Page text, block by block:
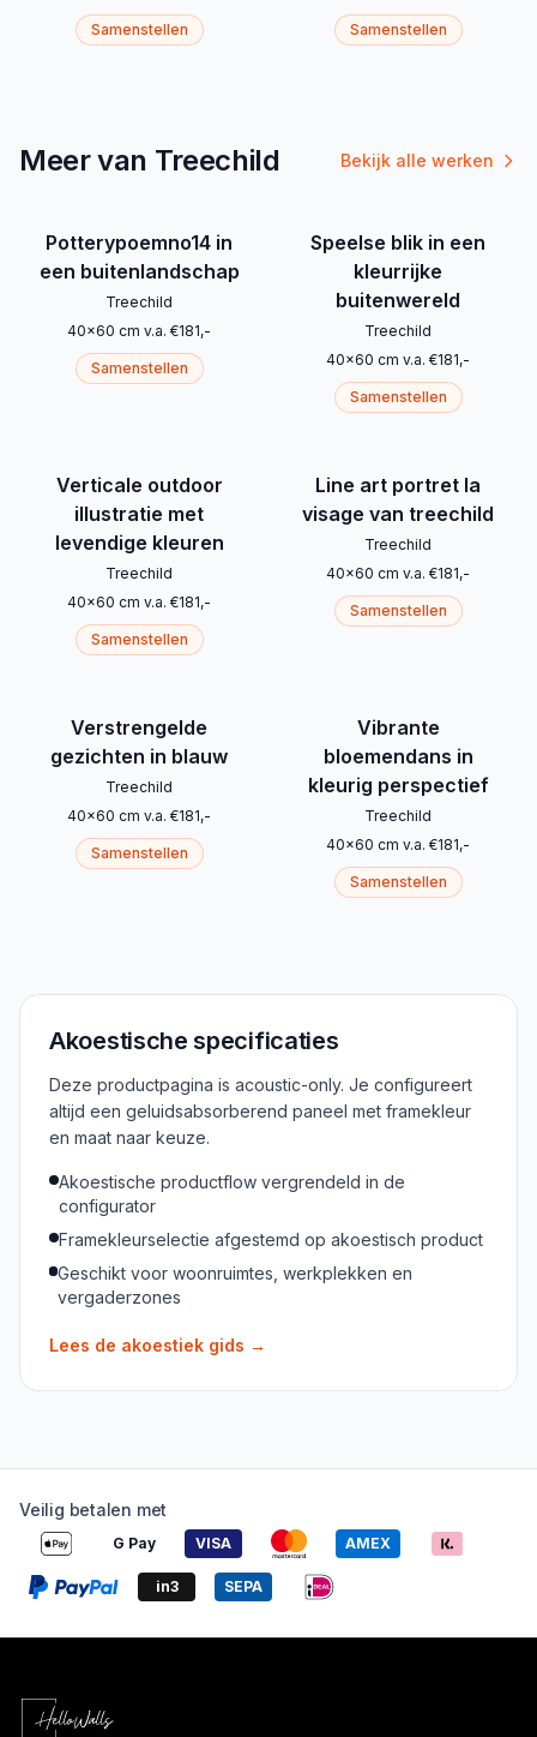
Samenstellen Samenstellen
Meer van Treechild Bekijk alle werken
Potterypoemno14 in
een buitenlandschap
Treechild
40x60 cm v.a. €181,-
Samenstellen
Speelse blik in een
kleurrijke
buitenwereld
Treechild
40x60 cm v.a. €181,-
Samenstellen
Verticale outdoor
illustratie met
levendige kleuren
Treechild
40x60 cm v.a. €181,-
Samenstellen
Line art portret la
visage van treechild
Treechild
40x60 cm v.a. €181,-
Samenstellen
Verstrengelde
gezichten in blauw
Treechild
40x60 cm v.a. €181,-
Samenstellen
Vibrante
bloemendans in
kleurig perspectief
Treechild
40x60 cm v.a. €181,-
Samenstellen
Akoestische specificaties
Deze productpagina is acoustic-only. Je configureert
altijd een geluidsabsorberend paneel met framekleur
en maat naar keuze.
Akoestische productflow vergrendeld in de
configurator
Framekleurselectie afgestemd op akoestisch product
Geschikt voor woonruimtes, werkplekken en
vergaderzones
Lees de akoestiek gids →
Veilig betalen met
G Pay VISA AMEX
in3 SEPA